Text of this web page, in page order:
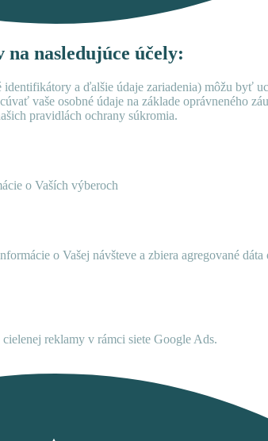
na nasledujúce účely:
a ďalšie údaje zariadenia) môžu byť
vaše osobné údaje na základe oprávneného
pravidlách ochrany súkromia.
o Vaších výberoch
o Vašej návšteve a zbiera agregované
reklamy v rámci siete Google Ads.